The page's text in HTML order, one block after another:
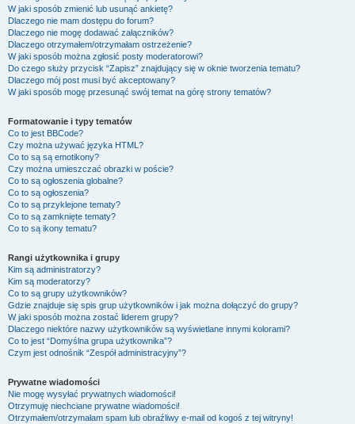
W jaki sposób zmienić lub usunąć ankietę?
Dlaczego nie mam dostępu do forum?
Dlaczego nie mogę dodawać załączników?
Dlaczego otrzymałem/otrzymałam ostrzeżenie?
W jaki sposób można zgłosić posty moderatorowi?
Do czego służy przycisk “Zapisz” znajdujący się w oknie tworzenia tematu?
Dlaczego mój post musi być akceptowany?
W jaki sposób mogę przesunąć swój temat na górę strony tematów?
Formatowanie i typy tematów
Co to jest BBCode?
Czy można używać języka HTML?
Co to są są emotikony?
Czy można umieszczać obrazki w poście?
Co to są ogłoszenia globalne?
Co to są ogłoszenia?
Co to są przyklejone tematy?
Co to są zamknięte tematy?
Co to są ikony tematu?
Rangi użytkownika i grupy
Kim są administratorzy?
Kim są moderatorzy?
Co to są grupy użytkowników?
Gdzie znajduje się spis grup użytkowników i jak można dołączyć do grupy?
W jaki sposób można zostać liderem grupy?
Dlaczego niektóre nazwy użytkowników są wyświetlane innymi kolorami?
Co to jest “Domyślna grupa użytkownika”?
Czym jest odnośnik “Zespół administracyjny”?
Prywatne wiadomości
Nie mogę wysyłać prywatnych wiadomości!
Otrzymuję niechciane prywatne wiadomości!
Otrzymałem/otrzymałam spam lub obraźliwy e-mail od kogoś z tej witryny!